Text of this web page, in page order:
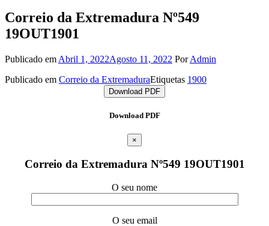
Correio da Extremadura Nº549
19OUT1901
Publicado em Abril 1, 2022Agosto 11, 2022 PorAdmin
Publicado em Correio da ExtremaduraEtiquetas 1900
Download PDF
Download PDF
×
Correio da Extremadura Nº549 19OUT1901
O seu nome
O seu email